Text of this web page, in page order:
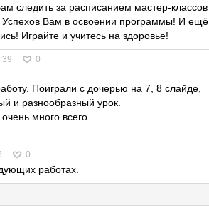
следить за расписанием мастер-классов
Успехов Вам в освоении программы! И ещё
Играйте и учитесь на здоровье!
0
Поиграли с дочерью на 7, 8 слайде,
и разнообразный урок.
много всего.
0
работах.